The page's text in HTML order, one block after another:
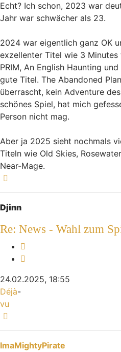
Echt? Ich schon, 2023 war
Jahr war schwächer als 23.
2024 war eigentlich ganz OK
exzellenter Titel wie 3
PRIM, An English Haunting
gute Titel. The Abandoned
überrascht, kein Adventure
schönes Spiel, hat mich
Person nicht mag.
Aber ja 2025 sieht nochmals
Titeln wie Old Skies,
Near-Mage.
Djinn
Re: News - Wahl zum
24.02.2025, 18:55
Déjà-
vu
ImaMightyPirate